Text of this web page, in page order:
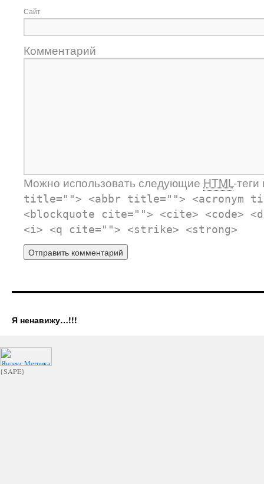
Сайт
Комментарий
Можно использовать следующие HTML-
title=""> <abbr title=""> <acronym
<blockquote cite=""> <cite> <code>
<i> <q cite=""> <strike> <strong>
Я ненавижу…!!!
{SAPE}